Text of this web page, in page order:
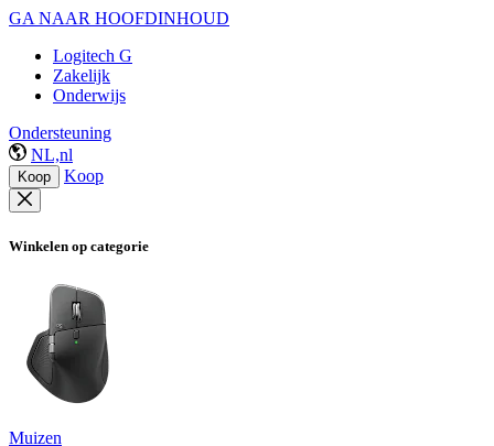
GA NAAR HOOFDINHOUD
Logitech G
Zakelijk
Onderwijs
Ondersteuning
NL,nl
Koop Koop
Winkelen op categorie
Muizen